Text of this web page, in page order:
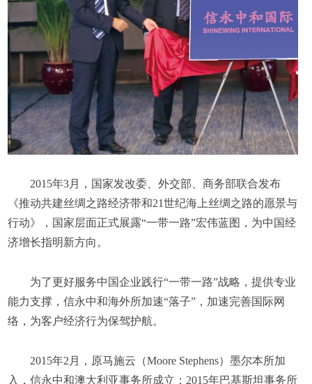
2015年3月，国家发改委、外交部、商务部联合发布
《推动共建丝绸之路经济带和21世纪海上丝绸之路的愿景与
行动》，国家层面正式展露“一带一路”宏伟蓝图，为中国经
济增长指明新方向。
为了更好服务中国企业践行“一带一路”战略，提供专业
能力支撑，信永中和海外所加速“落子”，加速完善国际网
络，为客户经济行为保驾护航。
2015年2月，原马施云（Moore Stephens）墨尔本所加
入，信永中和澳大利亚事务所成立；2015年巴基斯坦事务所